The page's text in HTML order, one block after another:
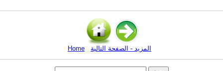
Home المزيد - الصفحة التالية